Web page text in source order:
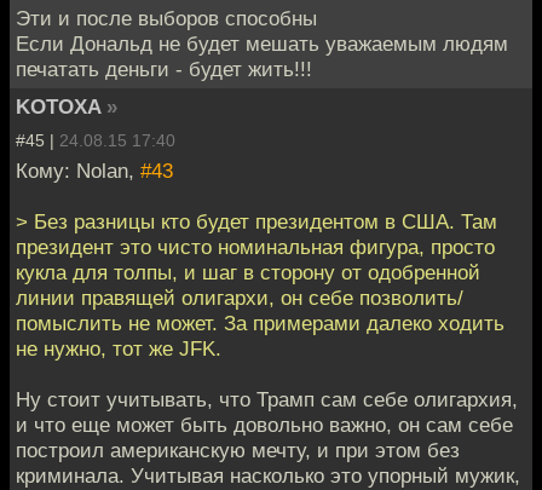
Эти и после выборов способны
Если Дональд не будет мешать уважаемым людям
печатать деньги - будет жить!!!
KOTOXA »
#45 | 24.08.15 17:40
Кому: Nolan, #43
> Без разницы кто будет президентом в США. Там
президент это чисто номинальная фигура, просто
кукла для толпы, и шаг в сторону от одобренной
линии правящей олигархи, он себе позволить/
помыслить не может. За примерами далеко ходить
не нужно, тот же JFK.
Ну стоит учитывать, что Трамп сам себе олигархия,
и что еще может быть довольно важно, он сам себе
построил американскую мечту, и при этом без
криминала. Учитывая насколько это упорный мужик,